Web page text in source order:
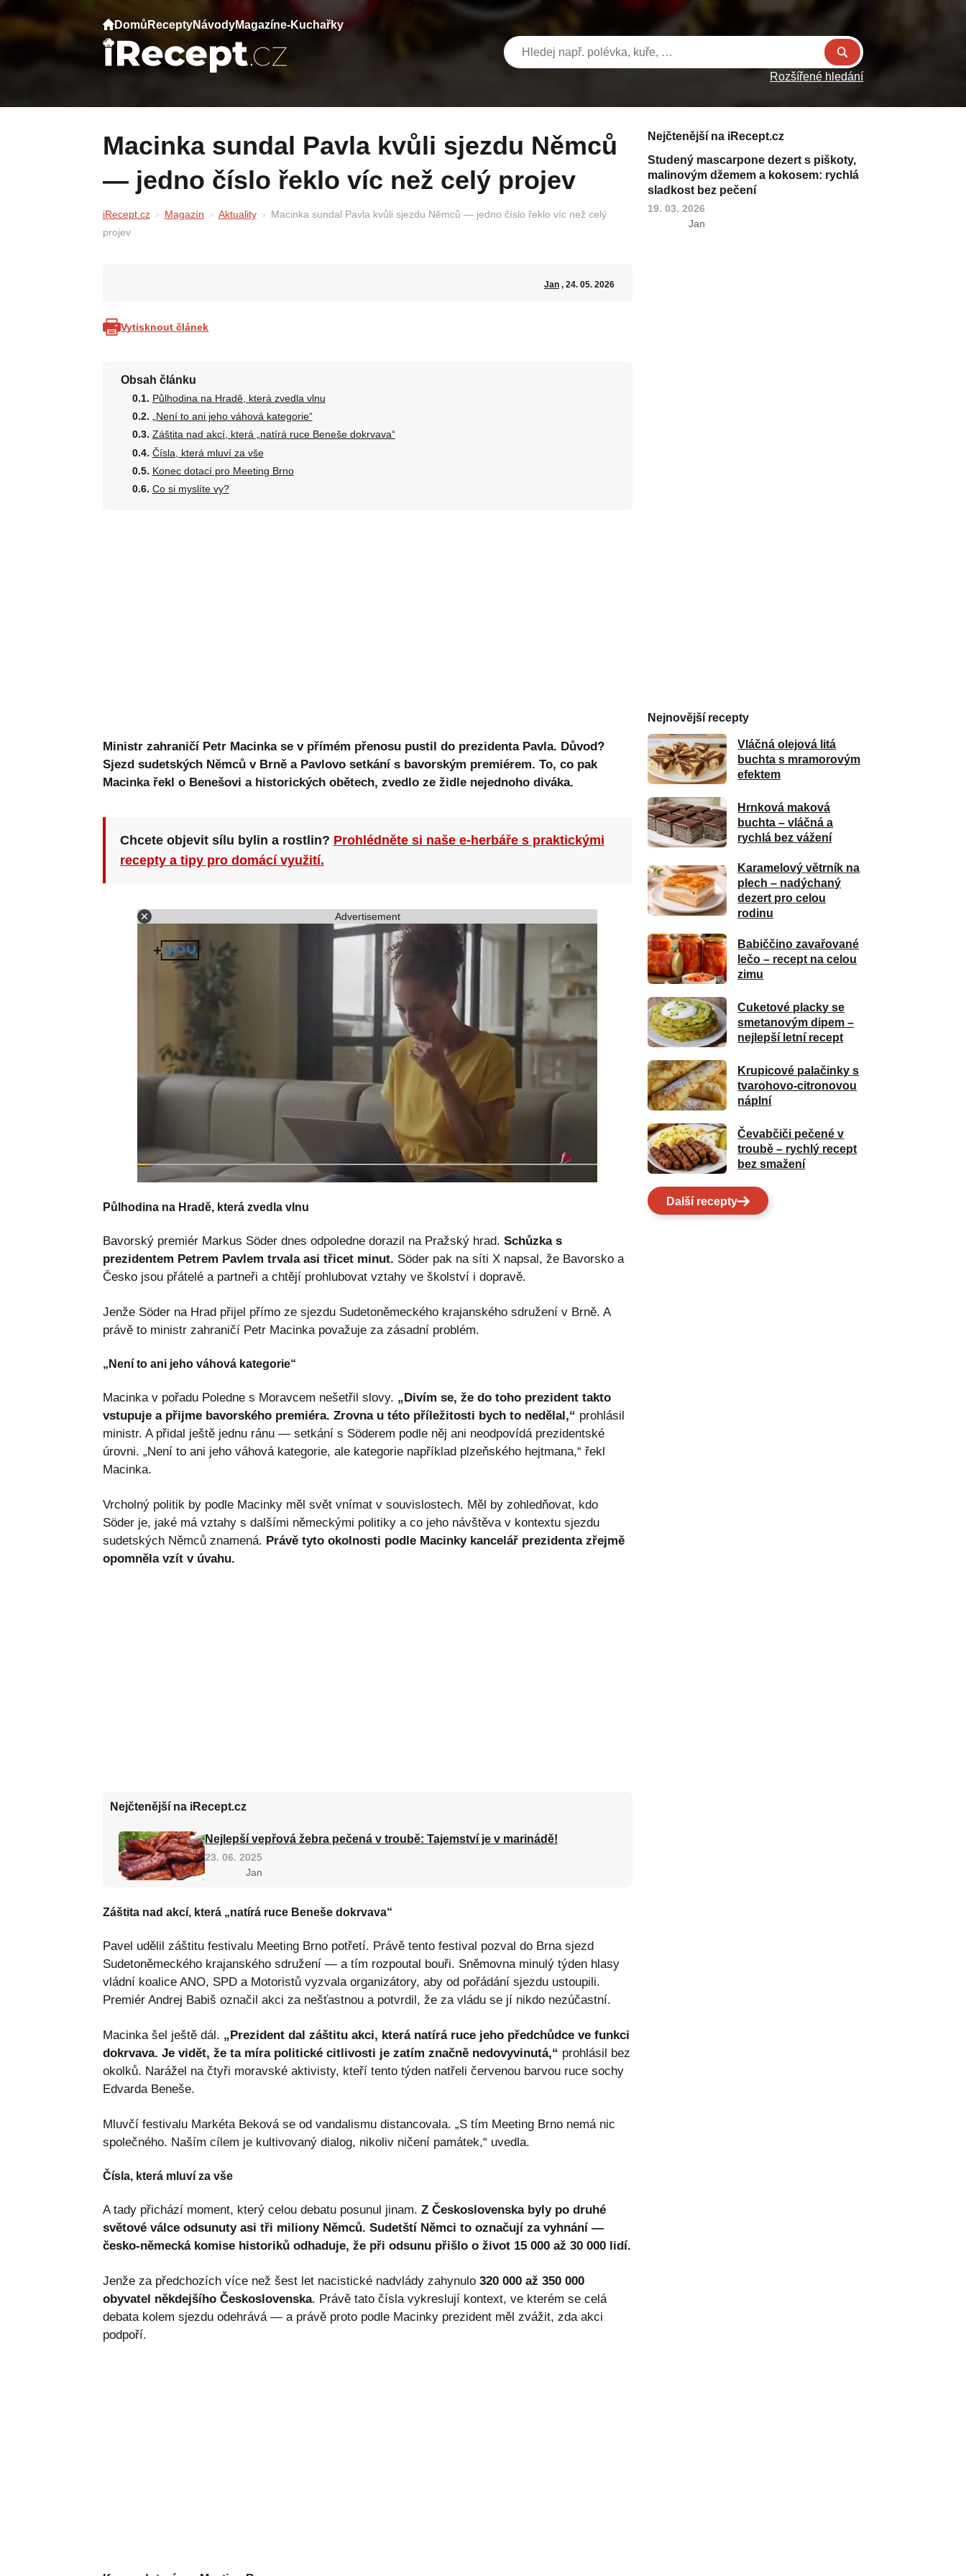
Domů ReceptyNávodyMagazíne-Kuchařky
Rozšířené hledání
Macinka sundal Pavla kvůli sjezdu Němců
— jedno číslo řeklo víc než celý projev
iRecept.cz Magazín Aktuality
Macinka sundal Pavla kvůli sjezdu Němců — jedno číslo řeklo víc než celý
projev
Jan, 24. 05. 2026
Vytisknout článek
Obsah článku
Půlhodina na Hradě, která zvedla vlnu
„Není to ani jeho váhová kategorie“
Záštita nad akcí, která „natírá ruce Beneše dokrvava“
Čísla, která mluví za vše
Konec dotací pro Meeting Brno
Co si myslíte vy?
Ministr zahraničí Petr Macinka se v přímém přenosu pustil do prezidenta Pavla. Důvod?
Sjezd sudetských Němců v Brně a Pavlovo setkání s bavorským premiérem. To, co pak
Macinka řekl o Benešovi a historických obětech, zvedlo ze židle nejednoho diváka.
Chcete objevit sílu bylin a rostlin? Prohlédněte si naše e-herbáře s praktickými
recepty a tipy pro domácí využití.
Advertisement
Půlhodina na Hradě, která zvedla vlnu
Bavorský premiér Markus Söder dnes odpoledne dorazil na Pražský hrad. Schůzka s
prezidentem Petrem Pavlem trvala asi třicet minut. Söder pak na síti X napsal, že Bavorsko a
Česko jsou přátelé a partneři a chtějí prohlubovat vztahy ve školství i dopravě.
Jenže Söder na Hrad přijel přímo ze sjezdu Sudetoněmeckého krajanského sdružení v Brně. A
právě to ministr zahraničí Petr Macinka považuje za zásadní problém.
„Není to ani jeho váhová kategorie“
Macinka v pořadu Poledne s Moravcem nešetřil slovy. „Divím se, že do toho prezident takto
vstupuje a přijme bavorského premiéra. Zrovna u této příležitosti bych to nedělal,“ prohlásil
ministr. A přidal ještě jednu ránu — setkání s Söderem podle něj ani neodpovídá prezidentské
úrovni. „Není to ani jeho váhová kategorie, ale kategorie například plzeňského hejtmana,“ řekl
Macinka.
Vrcholný politik by podle Macinky měl svět vnímat v souvislostech. Měl by zohledňovat, kdo
Söder je, jaké má vztahy s dalšími německými politiky a co jeho návštěva v kontextu sjezdu
sudetských Němců znamená. Právě tyto okolnosti podle Macinky kancelář prezidenta zřejmě
opomněla vzít v úvahu.
Nejčtenější na iRecept.cz
Nejlepší vepřová žebra pečená v troubě: Tajemství je v marinádě!
23. 06. 2025
Jan
Záštita nad akcí, která „natírá ruce Beneše dokrvava“
Pavel udělil záštitu festivalu Meeting Brno potřetí. Právě tento festival pozval do Brna sjezd
Sudetoněmeckého krajanského sdružení — a tím rozpoutal bouři. Sněmovna minulý týden hlasy
vládní koalice ANO, SPD a Motoristů vyzvala organizátory, aby od pořádání sjezdu ustoupili.
Premiér Andrej Babiš označil akci za nešťastnou a potvrdil, že za vládu se jí nikdo nezúčastní.
Macinka šel ještě dál. „Prezident dal záštitu akci, která natírá ruce jeho předchůdce ve funkci
dokrvava. Je vidět, že ta míra politické citlivosti je zatím značně nedovyvinutá,“ prohlásil bez
okolků. Narážel na čtyři moravské aktivisty, kteří tento týden natřeli červenou barvou ruce sochy
Edvarda Beneše.
Mluvčí festivalu Markéta Beková se od vandalismu distancovala. „S tím Meeting Brno nemá nic
společného. Naším cílem je kultivovaný dialog, nikoliv ničení památek,“ uvedla.
Čísla, která mluví za vše
A tady přichází moment, který celou debatu posunul jinam. Z Československa byly po druhé
světové válce odsunuty asi tři miliony Němců. Sudetští Němci to označují za vyhnání —
česko-německá komise historiků odhaduje, že při odsunu přišlo o život 15 000 až 30 000 lidí.
Jenže za předchozích více než šest let nacistické nadvlády zahynulo 320 000 až 350 000
obyvatel někdejšího Československa. Právě tato čísla vykreslují kontext, ve kterém se celá
debata kolem sjezdu odehrává — a právě proto podle Macinky prezident měl zvážit, zda akci
podpoří.
Nejčtenější na iRecept.cz
Studený mascarpone dezert s piškoty,
malinovým džemem a kokosem: rychlá
sladkost bez pečení
19. 03. 2026
Jan
Nejnovější recepty
Vláčná olejová litá
buchta s mramorovým
efektem
Hrnková maková
buchta – vláčná a
rychlá bez vážení
Karamelový větrník na
plech – nadýchaný
dezert pro celou
rodinu
Babiččino zavařované
lečo – recept na celou
zimu
Cuketové placky se
smetanovým dipem –
nejlepší letní recept
Krupicové palačinky s
tvarohovo-citronovou
náplní
Čevabčiči pečené v
troubě – rychlý recept
bez smažení
Další recepty